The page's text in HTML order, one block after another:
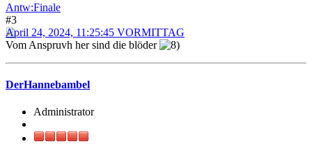
Antw:Finale
#3
April 24, 2024, 11:25:45 VORMITTAG
Vom Anspruvh her sind die blöder
DerHannebambel
Administrator